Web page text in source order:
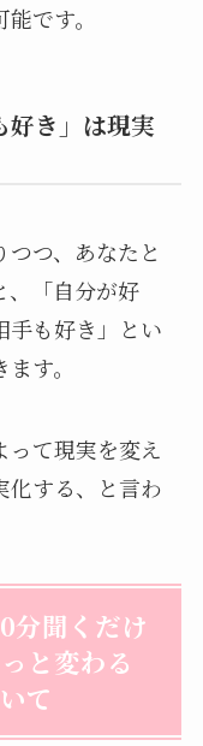
です。
好き」は現実
つ、あなたと
、「自分が好
手も好き」とい
す。
って現実を変え
化する、と言わ
分聞くだけ
と変わる
て